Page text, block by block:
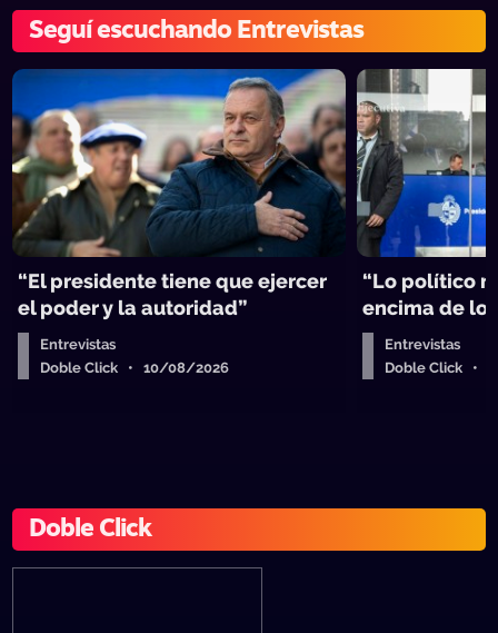
Seguí escuchando Entrevistas
“El presidente tiene que ejercer
el poder y la autoridad”
Entrevistas
Doble Click • 10/08/2026
“Lo político
encima de lo
Entrevistas
Doble Click •
Doble Click